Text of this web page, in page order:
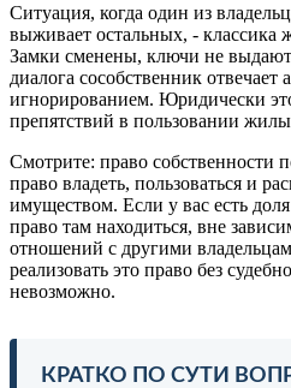
Ситуация, когда один из
выживает остальных, -
Замки сменены, ключи не
диалога сособственник
игнорированием. Юридически
препятствий в пользовании
Смотрите: право собственности
право владеть, пользоваться и
имуществом. Если у вас есть
право там находиться, вне
отношений с другими
реализовать это право без
невозможно.
КРАТКО ПО СУТИ